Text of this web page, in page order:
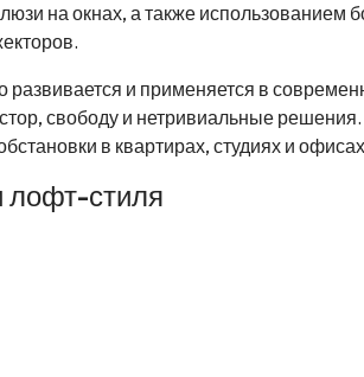
на окнах, а также использованием
развивается и применяется в
свободу и нетривиальные
в квартирах, студиях и
лофт-стиля